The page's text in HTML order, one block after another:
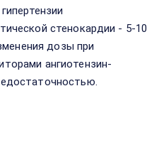
стенокардии - 5-10
дозы при
ангиотензин-